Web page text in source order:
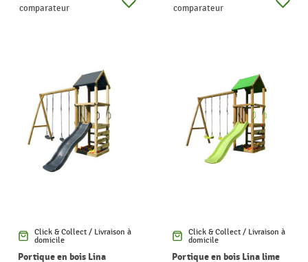
comparateur
comparateur
Click & Collect / Livraison à
domicile
Portique en bois Lina
Click & Collect / Livraison à
domicile
Portique en bois Lina lime